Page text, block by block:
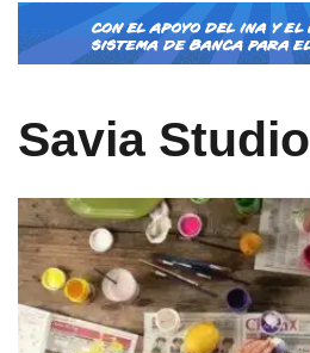
Savia Studio